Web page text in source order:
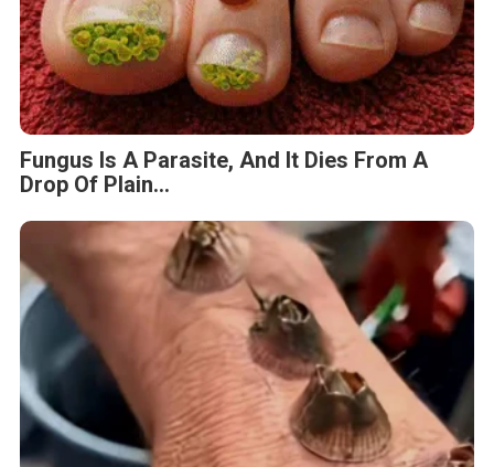
Fungus Is A Parasite, And It Dies From A
Drop Of Plain...